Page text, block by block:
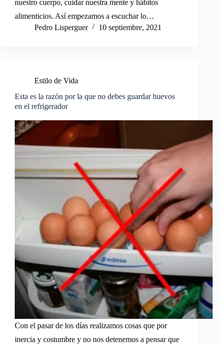
nuestro cuerpo, cuidar nuestra mente y hábitos
alimenticios. Así empezamos a escuchar lo…
Pedro Lisperguer
10 septiembre, 2021
Estilo de Vida
Esta es la razón por la que no debes guardar huevos
en el refrigerador
Con el pasar de los días realizamos cosas que por
inercia y costumbre y no nos detenemos a pensar que